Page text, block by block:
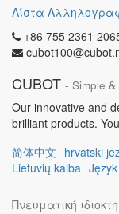
Λίστα
+86 755 2361
CUBOT - Simple &
Our innovative and
brilliant products.
简体中文 hrvatski
Lietuvių kalba
Πνευματική